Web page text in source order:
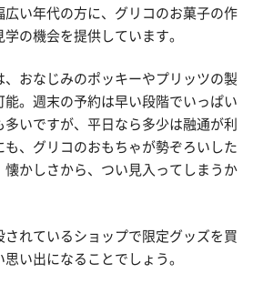
い年代の方に、グリコのお菓子の作
の機会を提供しています。
、おなじみのポッキーやプリッツの製
。週末の予約は早い段階でいっぱい
いですが、平日なら多少は融通が利
も、グリコのおもちゃが勢ぞろいした
かしさから、つい見入ってしまうか
されているショップで限定グッズを買
い出になることでしょう。